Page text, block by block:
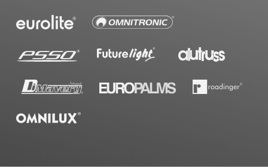
OMNITRONIC Set DD-2520 USB-
Plattenspieler sw + Case schwarz -S-